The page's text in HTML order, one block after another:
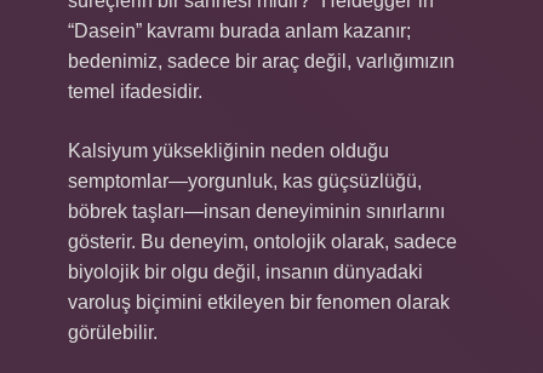
“Dasein” kavramı burada anlam kazanır;
bedenimiz, sadece bir araç değil, varlığımızın
temel ifadesidir.
Kalsiyum yüksekliğinin neden olduğu
semptomlar—yorgunluk, kas güçsüzlüğü,
böbrek taşları—insan deneyiminin sınırlarını
gösterir. Bu deneyim, ontolojik olarak, sadece
biyolojik bir olgu değil, insanın dünyadaki
varoluş biçimini etkileyen bir fenomen olarak
görülebilir.